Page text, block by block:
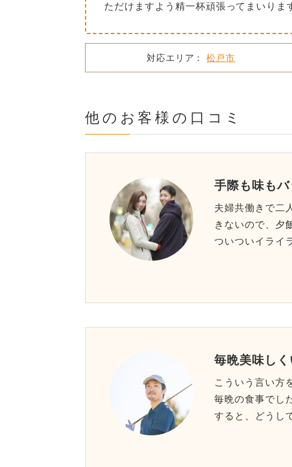
ただけますよう精一杯頑張ってまいりま
対応エリア： 松戸市
他のお客様の口コミ
手際も味もバ
夫婦共働きで二
きないので、夕
ついついイライ
毎晩美味しく
こういう言い方
毎晩の食事でし
すると、どうし